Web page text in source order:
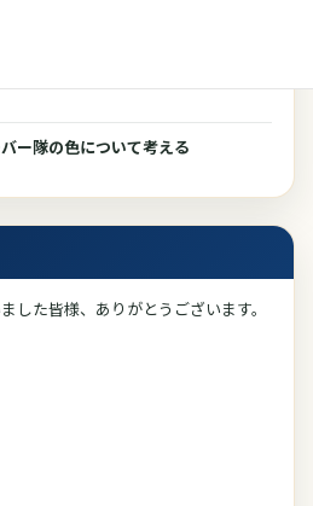
ー隊の色について考える
した皆様、ありがとうございます。